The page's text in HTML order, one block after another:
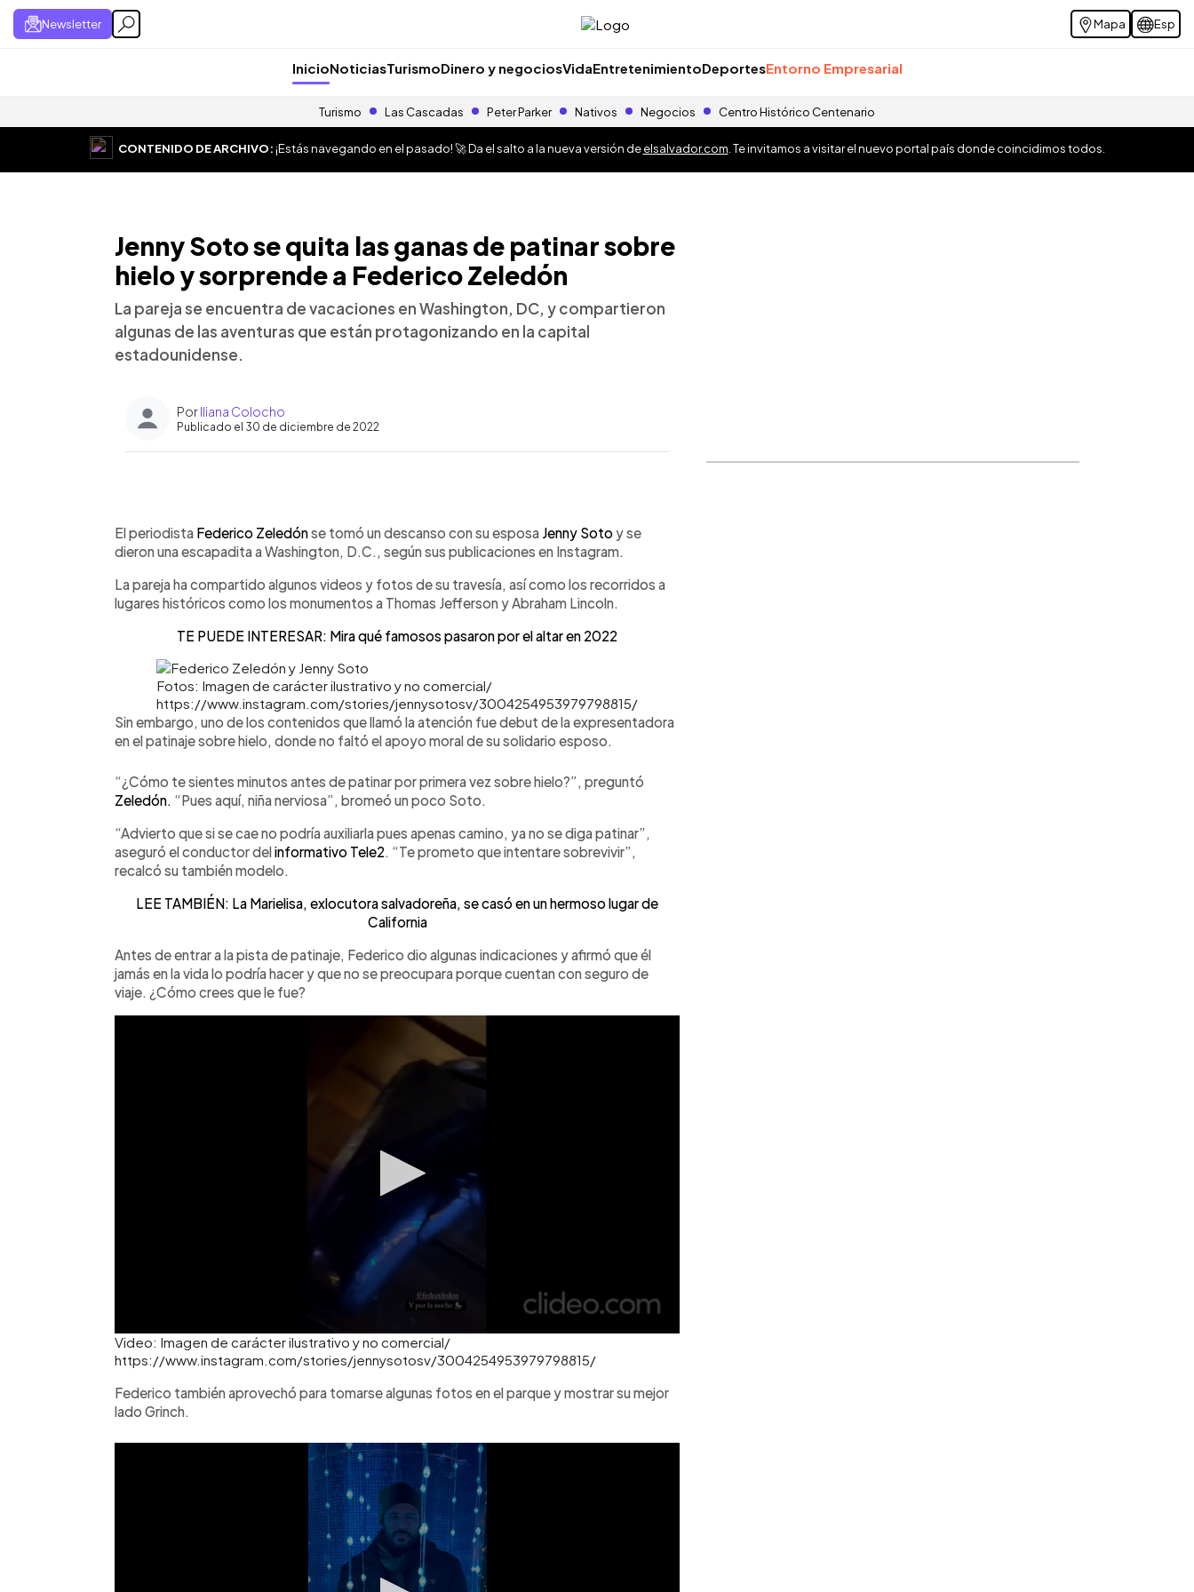
Newsletter Mapa Esp
InicioNoticiasTurismoDinero y negociosVidaEntretenimientoDeportesEntorno Empresarial
Turismo Las Cascadas Peter Parker Nativos Negocios Centro Histórico Centenario
CONTENIDO DE ARCHIVO:¡Estás navegando en el pasado! 🚀 Da el salto a la nueva versión deelsalvador.com . Te invitamos a visitar el nuevo portal país donde coincidimos todos.
Jenny Soto se quita las ganas de patinar sobre
hielo y sorprende a Federico Zeledón
La pareja se encuentra de vacaciones en Washington, DC, y compartieron
algunas de las aventuras que están protagonizando en la capital
estadounidense.
PorIliana Colocho
Publicado el 30 de diciembre de 2022
► Escuchar artículo
El periodista Federico Zeledónse tomó un descanso con su esposa Jenny Soto y se
dieron una escapadita a Washington, D.C., según sus publicaciones en Instagram.
La pareja ha compartido algunos videos y fotos de su travesía, así como los recorridos a
lugares históricos como los monumentos a Thomas Jefferson y Abraham Lincoln.
TE PUEDE INTERESAR: Mira qué famosos pasaron por el altar en 2022
Fotos: Imagen de carácter ilustrativo y no comercial/
https://www.instagram.com/stories/jennysotosv/3004254953979798815/
Sin embargo, uno de los contenidos que llamó la atención fue debut de la expresentadora
en el patinaje sobre hielo, donde no faltó el apoyo moral de su solidario esposo.
“¿Cómo te sientes minutos antes de patinar por primera vez sobre hielo?”, preguntó
Zeledón. “Pues aquí, niña nerviosa”, bromeó un poco Soto.
“Advierto que si se cae no podría auxiliarla pues apenas camino, ya no se diga patinar”,
aseguró el conductor delinformativo Tele2. “Te prometo que intentare sobrevivir”,
recalcó su también modelo.
LEE TAMBIÉN: La Marielisa, exlocutora salvadoreña, se casó en un hermoso lugar de
California
Antes de entrar a la pista de patinaje, Federico dio algunas indicaciones y afirmó que él
jamás en la vida lo podría hacer y que no se preocupara porque cuentan con seguro de
viaje. ¿Cómo crees que le fue?
Video: Imagen de carácter ilustrativo y no comercial/
https://www.instagram.com/stories/jennysotosv/3004254953979798815/
Federico también aprovechó para tomarse algunas fotos en el parque y mostrar su mejor
lado Grinch.